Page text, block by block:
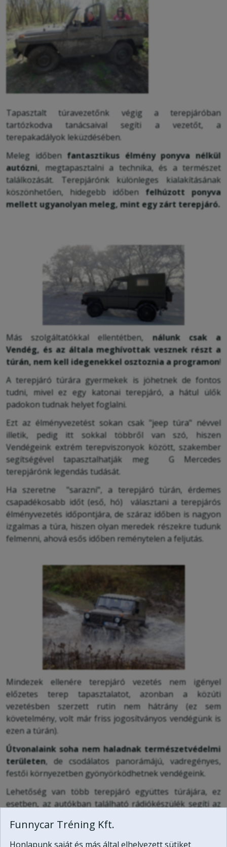
Tapasztalt túravezetőnk végig a terepjáróban
tartózkodva tanácsaival segíti a vezetőt, a
terepakadályok leküzdésében.
Meleg időben fantasztikus élmény ponyva nélkül
autózni, megtapasztalni a technika, és a természet
találkozását. Terepjárónk különleges kialakításának
köszönhetően, hidegebb időben felhúzott ponyva
mellett ugyanolyan meleg, mint egy zárt terepjáró.
Más szolgáltatókkal ellentétben, nálunk csak a
Vendég, és az általa meghívottak vesznek részt a
túrán, nem kell idegenekkel osztoznia a programon!
A terepjáró túrára gyermekek is jöhetnek de fontos
tudni, mivel ez egy katonai terepjáró, a hátul ülők
padokon tudnak helyet foglalni.
Ezt az élményvezetést sokan csak "jeep túra" névvel
illetik, pedig itt sokkal többről van szó, hiszen
Vendégeink extrém terepviszonyok között, szakember
segítségével tapasztalhatják meg G Mercedes
terepjárónk legendás tudását.
Ha szeretne "sarazni", a terepjáró túrán, érdemes
csapadékosabb időt (eső, hó) választani a terepjárós
élményvezetés időpontjára, de száraz időben is nagyon
izgalmas a túra, hiszen olyan meredek részekre tudunk
felmenni, ahová esős időben reménytelen a feljutás.
Mindezek ellenére terepjáró vezetés nem igényel
előzetes terep tapasztalatot, azonban a közúti
vezetésben szerzett rutin nem hátrány (ez sem
követelmény, volt már friss jogosítványos vendégünk is
ezen a túrán).
Útvonalaink soha nem haladnak természetvédelmi
területen, de csodálatos panorámájú, vadregényes,
festői környezetben gyönyörködhetnek vendégeink.
Lehetőség van több terepjáró együttes túrájára, ez
esetben, az autókban található rádiókészülék segíti az
Funnycar Tréning Kft.
Honlapunk saját és más által elhelyezett sütiket